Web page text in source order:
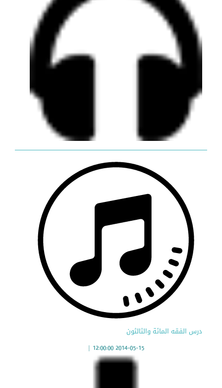
درس الفقه المائة والثالثون
2014-05-15 12:00:00
|